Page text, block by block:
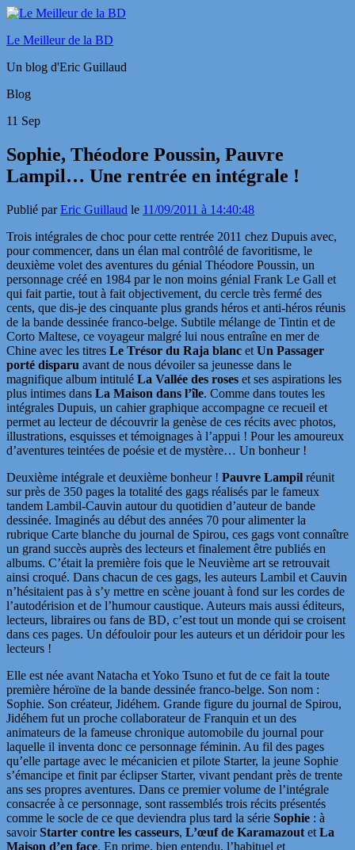
Le Meilleur de la BD
Un blog d'Eric Guillaud
Blog
11 Sep
Sophie, Théodore Poussin, Pauvre
Lampil… Une rentrée en intégrale !
Publié parEric Guillaud le 11/09/2011 à 14:40:48
Trois intégrales de choc pour cette rentrée 2011 chez Dupuis avec,
pour commencer, dans un élan mal contrôlé de favoritisme, le
deuxième volet des aventures du génial Théodore Poussin, un
personnage créé en 1984 par le non moins génial Frank Le Gall et
qui fait partie, tout à fait objectivement, du cercle très fermé des
cents, que dis-je des cinquante plus grands héros et anti-héros réunis
de la bande dessinée franco-belge. Subtile mélange de Tintin et de
Corto Maltese, ce voyageur malgré lui nous entraîne en mer de
Chine avec les titres Le Trésor du Raja blanc et Un Passager
porté disparu avant de nous dévoiler sa jeunesse dans le
magnifique album intitulé La Vallée des roses et ses aspirations les
plus intimes dans La Maison dans l’île. Comme dans toutes les
intégrales Dupuis, un cahier graphique accompagne ce recueil et
permet au lecteur de découvrir la genèse de ces récits avec photos,
illustrations, esquisses et témoignages à l’appui ! Pour les amoureux
d’aventures teintées de poésie et de mystère… Un bonheur !
Deuxième intégrale et deuxième bonheur ! Pauvre Lampil réunit
sur près de 350 pages la totalité des gags réalisés par le fameux
tandem Lambil-Cauvin autour du quotidien d’auteur de bande
dessinée. Imaginés au début des années 70 pour alimenter la
rubrique Carte blanche du journal de Spirou, ces gags vont connaître
un grand succès auprès des lecteurs et finalement être publiés en
albums. C’était la première fois que le Neuvième art se retrouvait
ainsi croqué. Dans chacun de ces gags, les auteurs Lambil et Cauvin
n’hésitaient pas à s’y mettre en scène jouant à fond sur les cordes de
l’autodérision et de l’humour caustique. Auteurs mais aussi éditeurs,
lecteurs, libraires ou fans de BD, c’est tout un monde qui se croisent
dans ces pages. Un défouloir pour les auteurs et un déridoir pour les
lecteurs !
Elle est née avant Natacha et Yoko Tsuno et fut de ce fait la toute
première héroïne de la bande dessinée franco-belge. Son nom :
Sophie. Son créateur, Jidéhem. Grande figure du journal de Spirou,
Jidéhem fut un proche collaborateur de Franquin et un des
animateurs de la fameuse chronique automobile du journal pour
laquelle il inventa donc ce personnage féminin. Au fil des pages
qu’elle partage avec le mécanicien et pilote Starter, la jeune Sophie
s’émancipe et finit par éclipser Starter, vivant pendant près de trente
ans ses propres aventures. Dans ce premier volume de l’intégrale
consacrée à ce personnage, sont rassemblés trois récits présentés
comme le socle de ce que deviendra plus tard la série Sophie : à
savoirStarter contre les casseurs, L’œuf de Karamazout et La
Maison d’en face. En prime, bien entendu, l’habituel et